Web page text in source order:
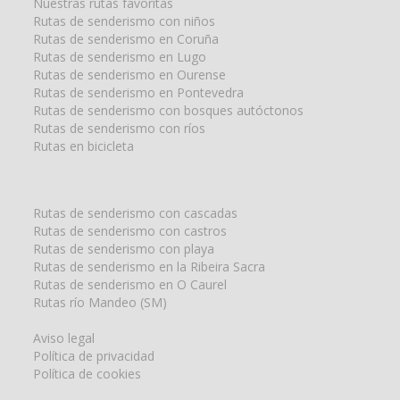
Nuestras rutas favoritas
Rutas de senderismo con niños
Rutas de senderismo en Coruña
Rutas de senderismo en Lugo
Rutas de senderismo en Ourense
Rutas de senderismo en Pontevedra
Rutas de senderismo con bosques autóctonos
Rutas de senderismo con ríos
Rutas en bicicleta
Rutas de senderismo con cascadas
Rutas de senderismo con castros
Rutas de senderismo con playa
Rutas de senderismo en la Ribeira Sacra
Rutas de senderismo en O Caurel
Rutas río Mandeo (SM)
Aviso legal
Política de privacidad
Política de cookies